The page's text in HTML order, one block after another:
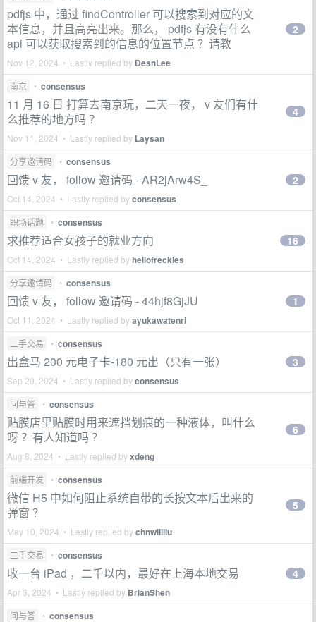
pdfjs 中，通过 findController 可以搜索到对应的文
本信息，并且高亮出来。那么， pdfjs 有没有什么
api 可以获取搜索到的信息的位置节点 ？请教
Nov 12, 2024 • Lastly replied by DesnLee
2
南京 • consensus
11 月 16 日 打算去南京玩，二天一夜， v 友们有什
么推荐的地方吗 ？
Nov 11, 2024 • Lastly replied by Laysan
4
分享邀请码 • consensus
回馈 v 友， follow 邀请码 - AR2jArw4S_
Oct 14, 2024 • Lastly replied byconsensus
2
职场话题 • consensus
求推荐适合女孩子的就业方向
Oct 14, 2024 • Lastly replied byhellofreckles
16
分享邀请码 • consensus
回馈 v 友， follow 邀请码 - 44hjf8GjJU
Oct 11, 2024 • Lastly replied byayukawatenri
1
二手交易 • consensus
出盒马 200 元电子卡-180 元出（只有一张）
Sep 20, 2024 • Lastly replied byconsensus
3
问与答 • consensus
贴膜店里贴膜时用来遮挡划痕的一种液体，叫什么
呀 ？有人知道吗 ？
Aug 8, 2024 • Lastly replied byxdeng
6
前端开发 • consensus
微信 H5 中如何阻止系统自带的长按文本后出来的
弹窗 ？
May 10, 2024 • Lastly replied bychnwillliu
5
二手交易 • consensus
收一台 iPad ，二千以内，最好在上海本地交易
Apr 3, 2024 • Lastly replied by BrianShen
4
问与答 • consensus